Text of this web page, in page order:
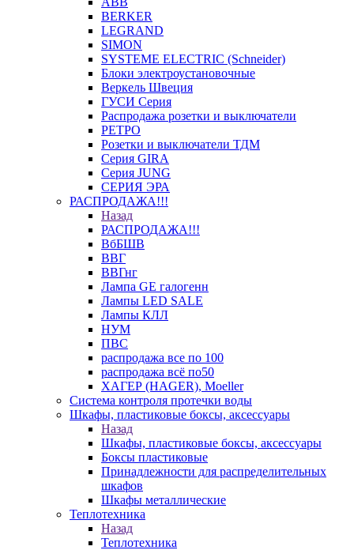
BERKER
LEGRAND
SIMON
SYSTEME ELECTRIC (Schneider)
Блоки электроустановочные
Веркель Швеция
ГУСИ Серия
Распродажа розетки и выключатели
РЕТРО
Розетки и выключатели ТДМ
Серия GIRA
Серия JUNG
СЕРИЯ ЭРА
РАСПРОДАЖА!!!
Назад
РАСПРОДАЖА!!!
ВбБШВ
ВВГ
ВВГнг
Лампа GE галогенн
Лампы LED SALE
Лампы КЛЛ
НУМ
ПВС
распродажа все по 100
распродажа всё по50
ХАГЕР (HAGER), Moeller
Система контроля протечки воды
Шкафы, пластиковые боксы, аксессуары
Назад
Шкафы, пластиковые боксы, аксессуары
Боксы пластиковые
Принадлежности для распределительных
шкафов
Шкафы металлические
Теплотехника
Назад
Теплотехника